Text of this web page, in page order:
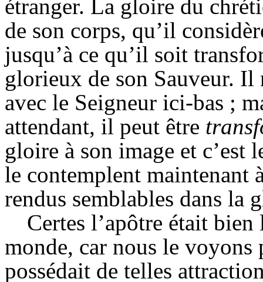
étranger. La gloire du
de son corps, qu’il
jusqu’à ce qu’il soit
glorieux de son Sauveur.
avec le Seigneur ici-bas ;
attendant, il peut être
gloire à son image et
le contemplent maintenant
rendus semblables dans la
Certes l’apôtre était
monde, car nous le
possédait de telles